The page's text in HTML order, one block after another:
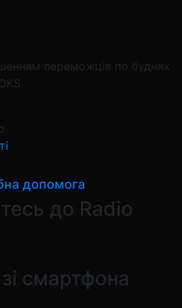
переможців по буднях
допомога
до Radio
смартфона